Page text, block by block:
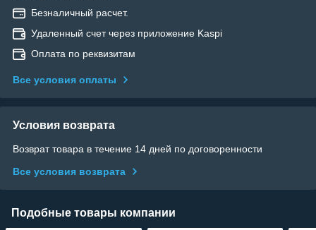
Безналичный расчет.
Удаленный счет через приложение Kaspi
Оплата по реквизитам
Все условия оплаты
Условия возврата
Возврат товара в течение 14 дней по договоренности
Все условия возврата
Подобные товары компании